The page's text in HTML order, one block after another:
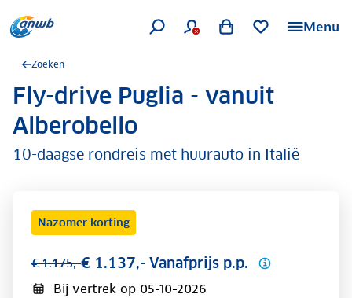
Menu
Zoeken
.Fly-drive Puglia - vanuit
Alberobello
10-daagse rondreis met huurauto in Italië
Nazomer korting
€ 1.175,-€ 1.137,- Vanafprijs p.p.
Bij vertrek op 05-10-2026